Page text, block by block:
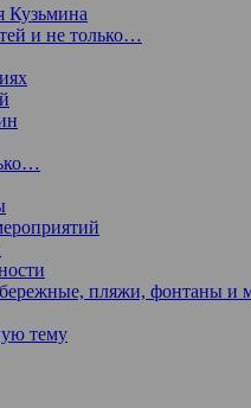
Кузьмина
и не только…
пляжи, фонтаны и
тему